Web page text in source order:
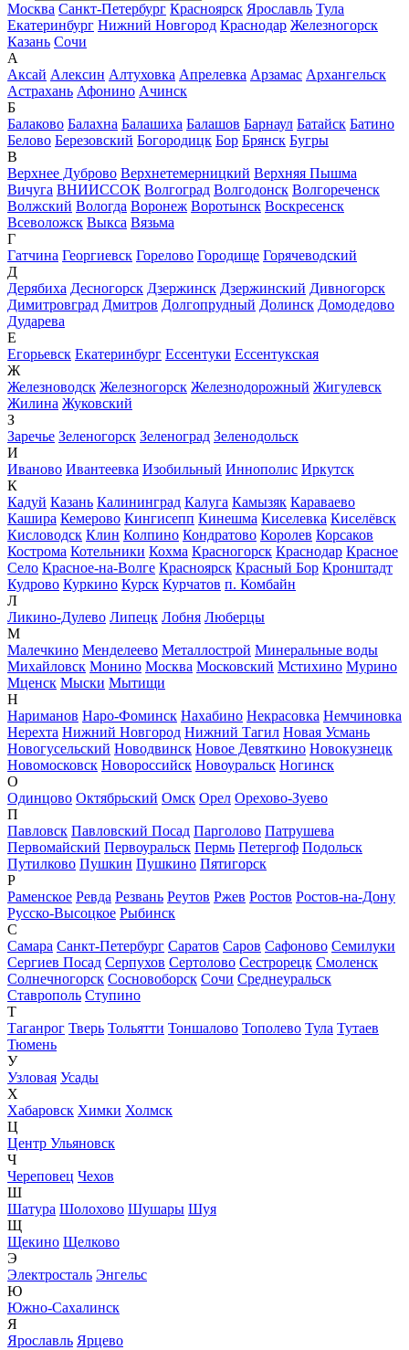
Москва Санкт-Петербург Красноярск Ярославль Тула
Екатеринбург Нижний Новгород Краснодар Железногорск
Казань Сочи
А
Аксай Алексин Алтуховка Апрелевка Арзамас Архангельск
Астрахань Афонино Ачинск
Б
Балаково Балахна Балашиха Балашов Барнаул Батайск Батино
Белово Березовский Богородицк Бор Брянск Бугры
В
Верхнее Дуброво Верхнетемерницкий Верхняя Пышма
Вичуга ВНИИССОК Волгоград Волгодонск Волгореченск
Волжский Вологда Воронеж Воротынск Воскресенск
Всеволожск Выкса Вязьма
Г
Гатчина Георгиевск Горелово Городище Горячеводский
Д
Дерябиха Десногорск Дзержинск Дзержинский Дивногорск
Димитровград Дмитров Долгопрудный Долинск Домодедово
Дударева
Е
Егорьевск Екатеринбург Ессентуки Ессентукская
Ж
Железноводск Железногорск Железнодорожный Жигулевск
Жилина Жуковский
З
Заречье Зеленогорск Зеленоград Зеленодольск
И
Иваново Ивантеевка Изобильный Иннополис Иркутск
К
Кадуй Казань Калининград Калуга Камызяк Караваево
Кашира Кемерово Кингисепп Кинешма Киселевка Киселёвск
Кисловодск Клин Колпино Кондратово Королев Корсаков
Кострома Котельники Кохма Красногорск Краснодар Красное
Село Красное-на-Волге Красноярск Красный Бор Кронштадт
Кудрово Куркино Курск Курчатов п. Комбайн
Л
Ликино-Дулево Липецк Лобня Люберцы
М
Малечкино Менделеево Металлострой Минеральные воды
Михайловск Монино Москва Московский Мстихино Мурино
Мценск Мыски Мытищи
Н
Нариманов Наро-Фоминск Нахабино Некрасовка Немчиновка
Нерехта Нижний Новгород Нижний Тагил Новая Усмань
Новогусельский Новодвинск Новое Девяткино Новокузнецк
Новомосковск Новороссийск Новоуральск Ногинск
О
Одинцово Октябрьский Омск Орел Орехово-Зуево
П
Павловск Павловский Посад Парголово Патрушева
Первомайский Первоуральск Пермь Петергоф Подольск
Путилково Пушкин Пушкино Пятигорск
Р
Раменское Ревда Резвань Реутов Ржев Ростов Ростов-на-Дону
Русско-Высоцкое Рыбинск
С
Самара Санкт-Петербург Саратов Саров Сафоново Семилуки
Сергиев Посад Серпухов Сертолово Сестрорецк Смоленск
Солнечногорск Сосновоборск Сочи Среднеуральск
Ставрополь Ступино
Т
Таганрог Тверь Тольятти Тоншалово Тополево Тула Тутаев
Тюмень
У
Узловая Усады
Х
Хабаровск Химки Холмск
Ц
Центр Ульяновск
Ч
Череповец Чехов
Ш
Шатура Шолохово Шушары Шуя
Щ
Щекино Щелково
Э
Электросталь Энгельс
Ю
Южно-Сахалинск
Я
Ярославль Ярцево